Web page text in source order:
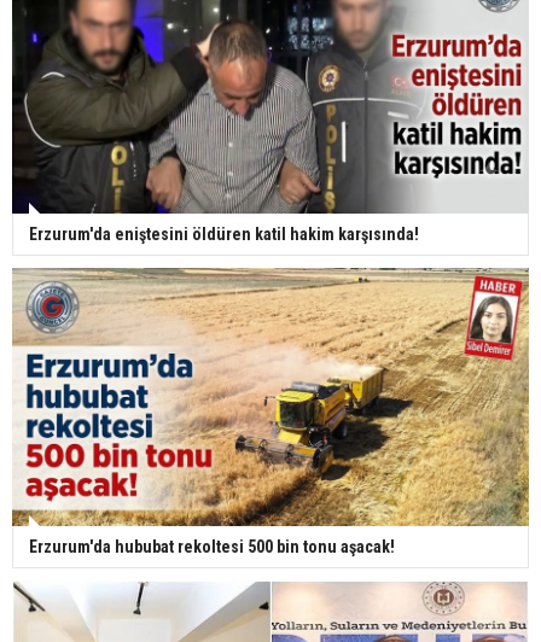
Erzurum'da eniştesini öldüren katil hakim karşısında!
Erzurum'da hububat rekoltesi 500 bin tonu aşacak!